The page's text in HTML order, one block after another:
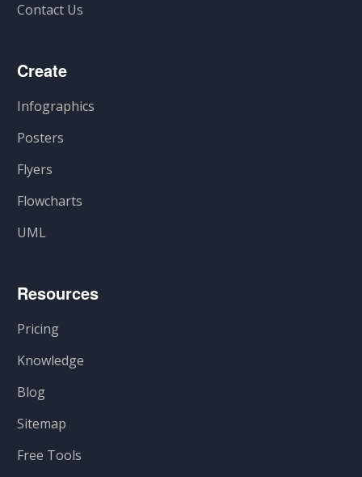
Contact Us
Create
Infographics
Posters
Flyers
Flowcharts
UML
Resources
Pricing
Knowledge
Blog
Sitemap
Free Tools